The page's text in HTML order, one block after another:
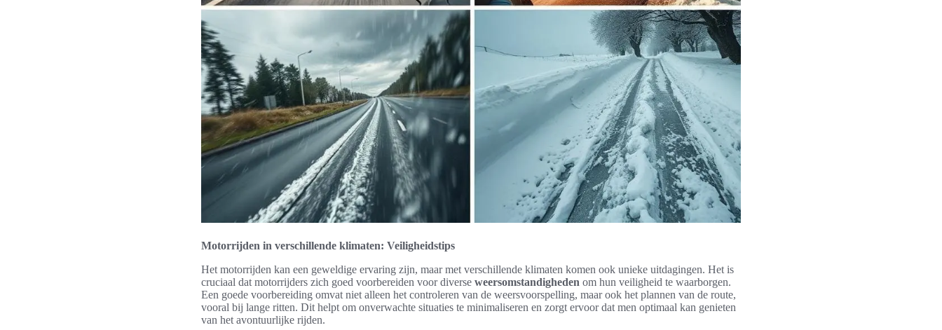
Motorrijden in verschillende klimaten: Veiligheidstips
Het motorrijden kan een geweldige ervaring zijn, maar met verschillende klimaten komen ook unieke uitdagingen. Het is
cruciaal dat motorrijders zich goed voorbereiden voor diverse weersomstandigheden om hun veiligheid te waarborgen.
Een goede voorbereiding omvat niet alleen het controleren van de weersvoorspelling, maar ook het plannen van de route,
vooral bij lange ritten. Dit helpt om onverwachte situaties te minimaliseren en zorgt ervoor dat men optimaal kan genieten
van het avontuurlijke rijden.